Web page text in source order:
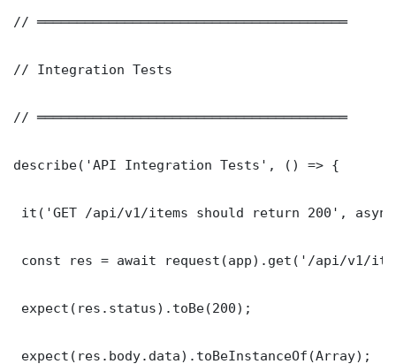
// ═══════════════════════════════════════
// Integration Tests
// ═══════════════════════════════════════
describe('API Integration Tests', () => {
it('GET /api/v1/items should return 200',
const res = await request(app).get('/api/v1/
expect(res.status).toBe(200);
expect(res.body.data).toBeInstanceOf(Array);